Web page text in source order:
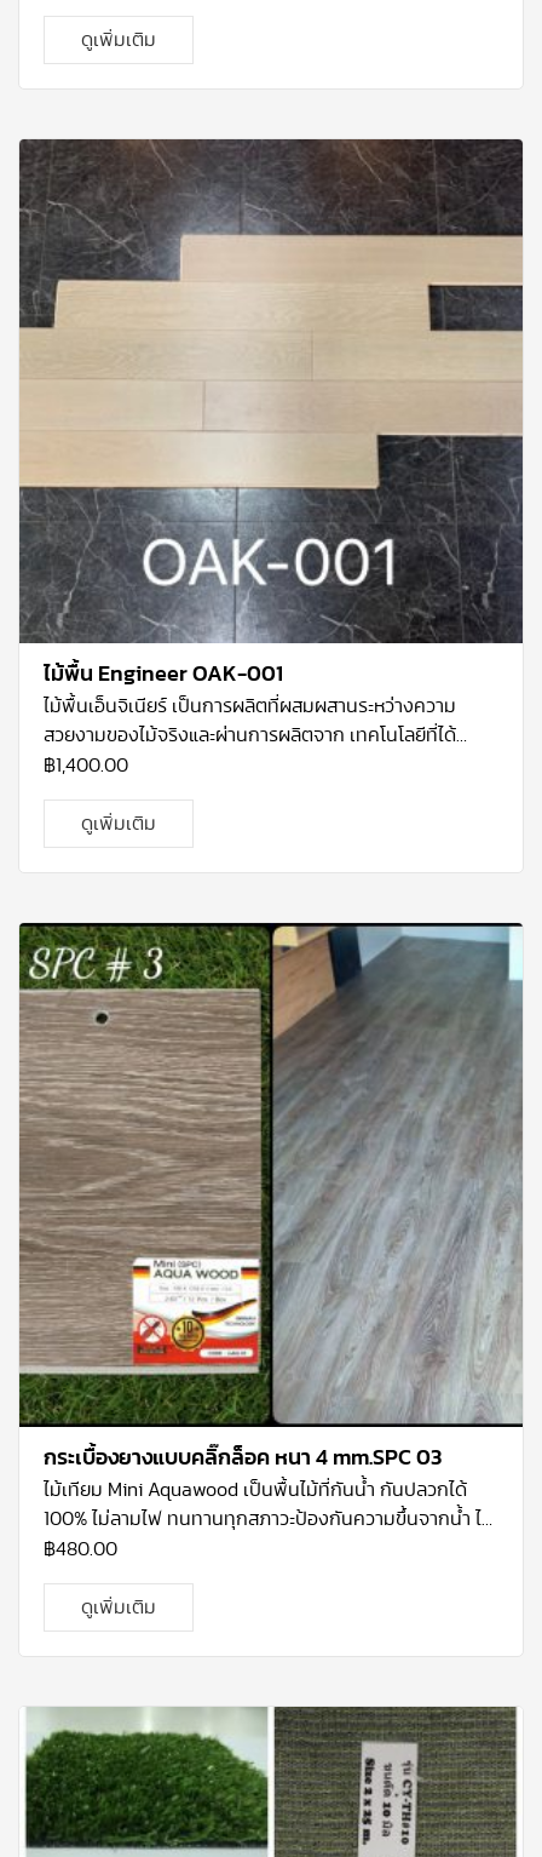
รอง (Backing) ซึ่งจะทำให้หญ้าติดกับแผ่นรองอย่างแน่น
สนิทและมีรูระบายน้ำอยู่ด้านหลัง ด้วยหญ้าเทียมคือนวัตกรรม
สามารถใช้งานได้หลากหลายรูปแบบ ทั้งด้านกีฬา จัดสวน
สนามเด็กเล่น โดยที่ไม่ต้องดูแลรักษามาก ทำให้สนามดูเขียว
สวยตลอดเวลา
ดูเพิ่มเติม
ไม้พื้น Engineer OAK-001
ไม้พื้นเอ็นจิเนียร์ เป็นการผลิตที่ผสมผสานระหว่างความ
สวยงามของไม้จริงและผ่านการผลิตจาก เทคโนโลยีที่ได้
มาตรฐาน โคยไม้ที่ใช้จะเป็นไม้โอ้กแท้ ที่ปลูกมากในทวีป
ความละเอียด เป็นไม้ที่ทนต่อการ เปลี่ยนแปลงทางสภาพทาง
อาการและทนต่อการกัดแทะของแมลงได้ดี จึงเหมาะสม กับ
ปลวก ทำให้รับประกันได้ว่า ปลวก-มอด ไม่ ทำลายเนื้อไม้ 5 ปี
฿1,400.00
ดูเพิ่มเติม
กระเบื้องยางแบบคลิ๊กล็อค หนา 4 mm.SPC 03
ไม้เทียม Mini Aquawood เป็นพื้นไม้ที่กันน้ำ กันปลวกได้
100% ไม่ลามไฟ ทนทานทุกสภาวะป้องกันความขึ้นจากน้ำ ได้
100% ทั้งป้องกันความร้อนจากแสงไฟและแสง UV จากดวง
ป้องกันการลื่นล้ม ใช้ปูภายใน ติดตั้งแบบไม้ลามิเนต รับ
ประกัน 10 ปี ดูแลรักษาง่าย เหมาะสำหรับติดตั้งในคอนโด
คุณสมบัติเหนือกว่าพื้นไม้ลามิเนต 2. สีสันรูปแบบเหมือนไม้
จริง แต่คงทนกว่า 3. ไม่ลื่นง่าย 4. ผิวหน้าแข็งแกร่ง ทนต่อ
แรงเสียดสี และแรงกดกระแทก 5. ทำความสะอาดได้ง่าย และ
เป็นมิตรกับสิ่งแวดล้อม 6. กันปลวก มอด และแมลงได้ 100%
7. ระบบคลิ้กล็อก ติดตั้งง่าย ไม่ต้องใช้กาว ความหนา 4 mm.
฿480.00
ดูเพิ่มเติม